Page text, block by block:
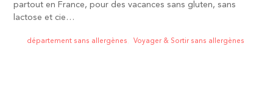
partout en France, pour des vacances sans gluten, sans
lactose et cie…
département sans allergènes Voyager & Sortir sans allergènes